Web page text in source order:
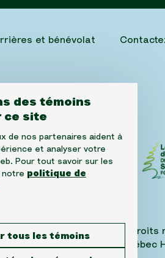
des témoins
ce site
de nos partenaires aident à
et analyser votre
Pour tout savoir sur les
notre politique de
tous les témoins
et bénévolat
Cancer des Cèdres. Tous droits
Suite 520, Westmount, Québec